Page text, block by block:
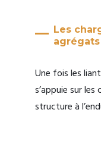
Les
Une fois les
s’appuie sur
structure à